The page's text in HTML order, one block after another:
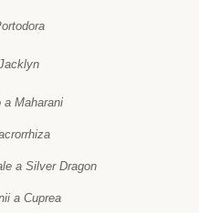
a Maharani
a Silver Dragon
a Cuprea